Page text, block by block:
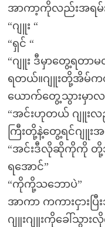
အာကာ့ကိုလည်းအရမ်
“ဂျူး “
“ရှင် “
“ဂျူး ဒီမှာတွေ့ရတာ
ရတယ်။ဂျူးတို့အိမ်
ယောက်တွေ့သွားမှာ
“အင်းဟုတယ် ဂျူးလ
ကြီးတို့နဲ့တွေ့ရင်ဂျူး
“အင်းဒီလိုဆိုကိုကို တို့
ရအောင်”
“ကိုကို့သဘောပဲ”
အာကာ ကကားငှားပ
ဂျူးဂျူးကိုခေါ်သွာ